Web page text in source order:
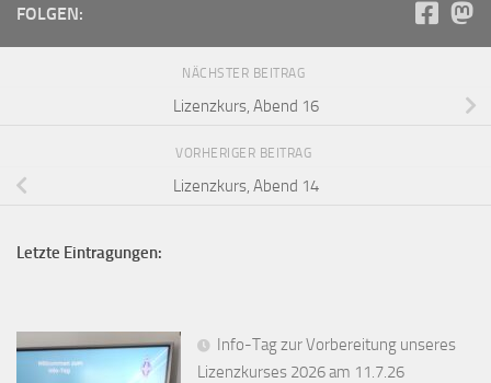
FOLGEN:
NÄCHSTER BEITRAG
Lizenzkurs, Abend 16
VORHERIGER BEITRAG
Lizenzkurs, Abend 14
Letzte Eintragungen:
Info-Tag zur Vorbereitung unseres
Lizenzkurses 2026 am 11.7.26